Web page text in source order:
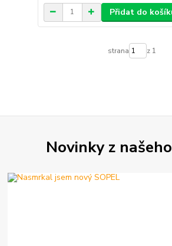
Přidat do
strana z 1
Novinky z